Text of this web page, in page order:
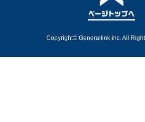
Copyright© Generallink inc. All